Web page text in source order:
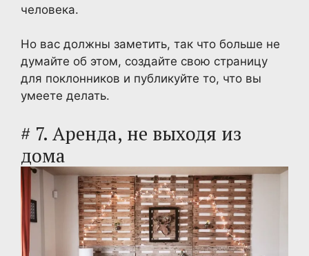
человека.
Но вас должны заметить, так что больше не
думайте об этом, создайте свою страницу
для поклонников и публикуйте то, что вы
умеете делать.
# 7. Аренда, не выходя из
дома